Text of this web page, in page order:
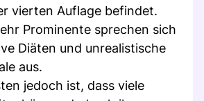
vierten Auflage befindet.
Prominente sprechen sich
Diäten und unrealistische
aus.
jedoch ist, dass viele